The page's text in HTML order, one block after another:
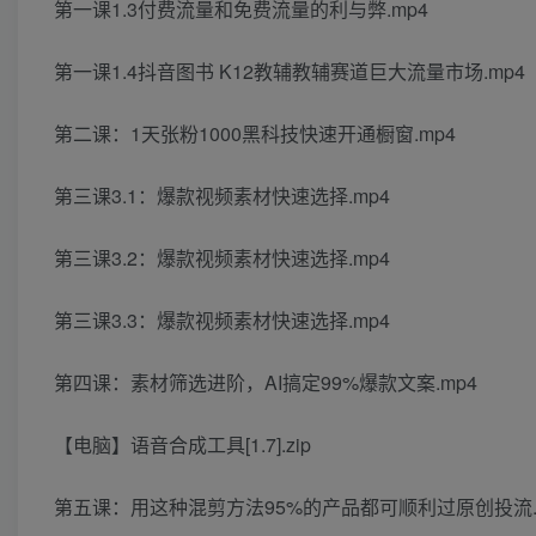
第一课1.3付费流量和免费流量的利与弊.mp4
第一课1.4抖音图书 K12教辅教辅赛道巨大流量市场.mp4
第二课：1天张粉1000黑科技快速开通橱窗.mp4
第三课3.1：爆款视频素材快速选择.mp4
第三课3.2：爆款视频素材快速选择.mp4
第三课3.3：爆款视频素材快速选择.mp4
第四课：素材筛选进阶，AI搞定99%爆款文案.mp4
【电脑】语音合成工具[1.7].zip
第五课：用这种混剪方法95%的产品都可顺利过原创投